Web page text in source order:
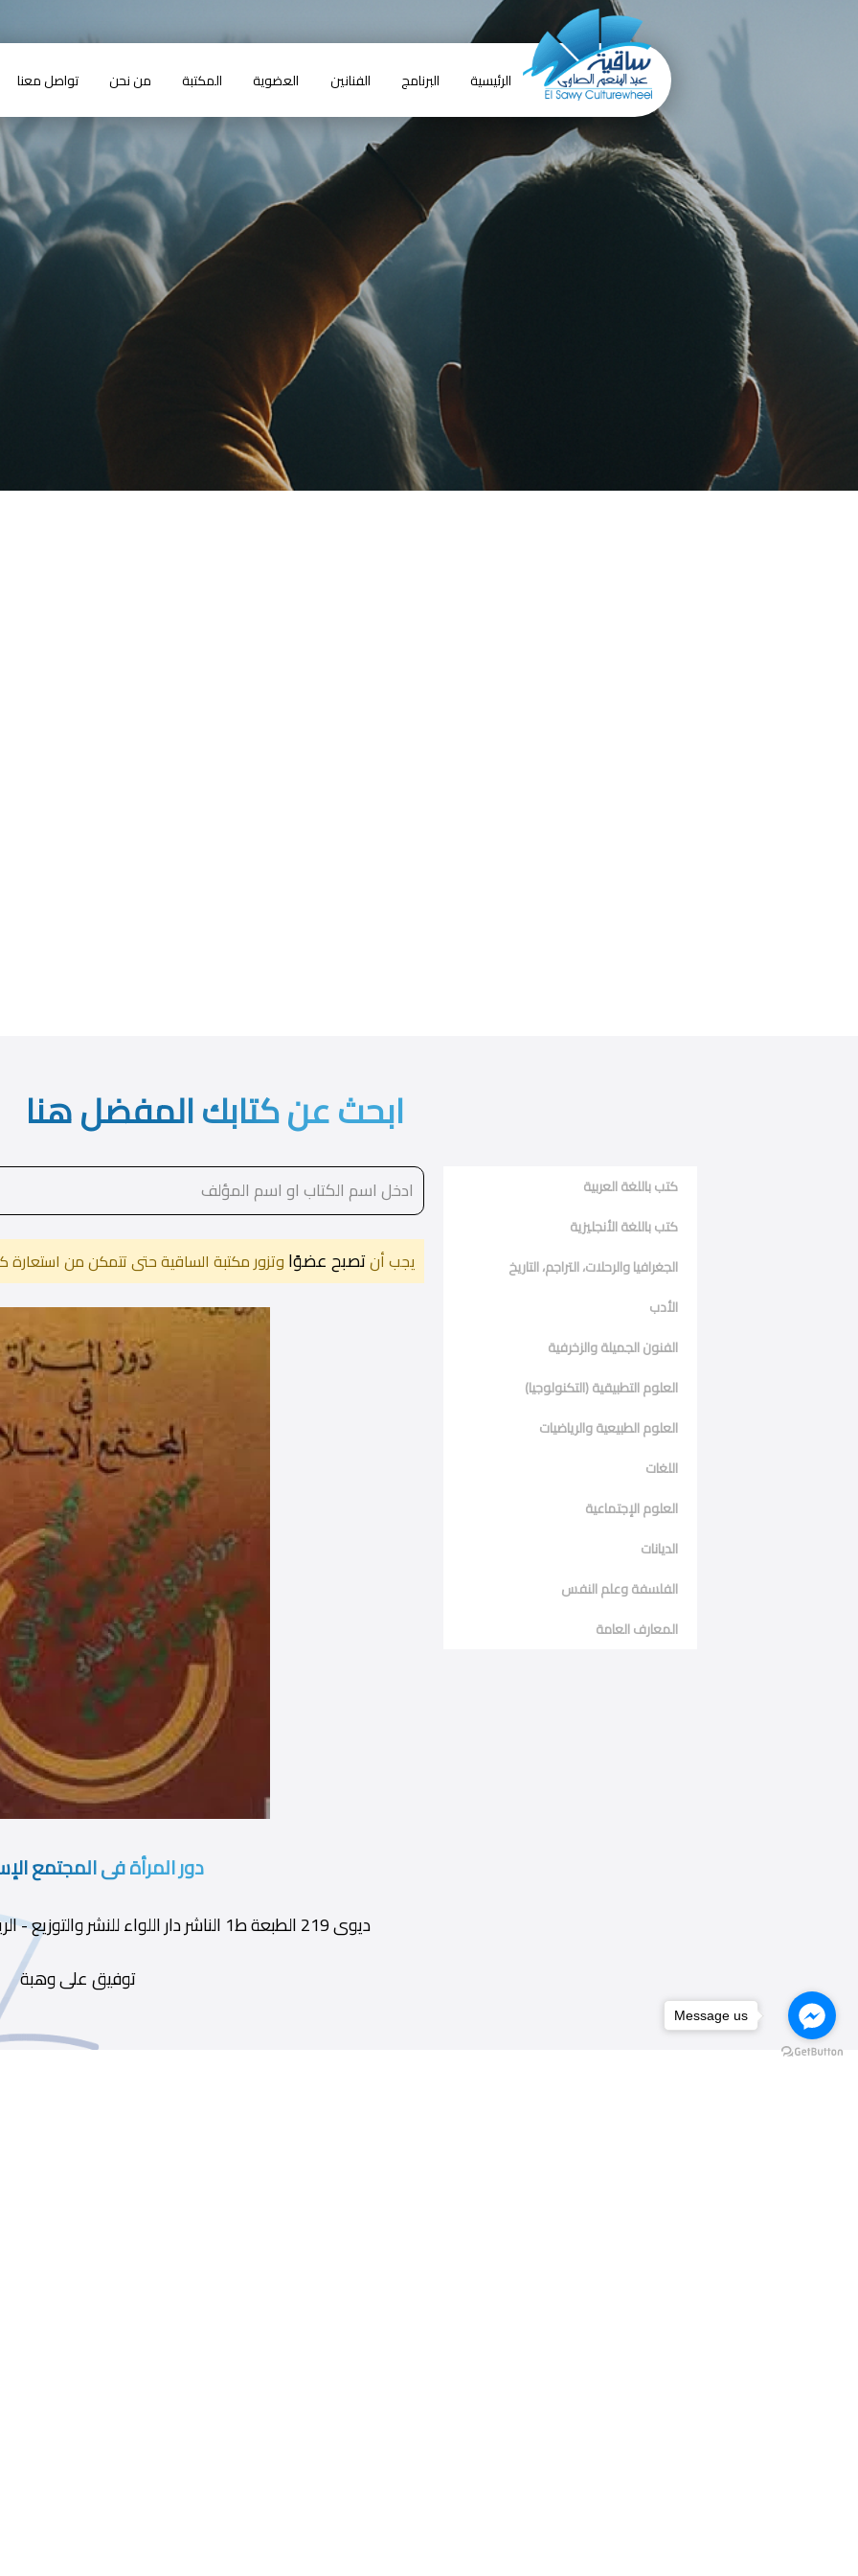
الرئيسية البرنامج الفنانين العضوية المكتبة من نحن تواصل معنا
ابحث عن كتابك المفضل هنا
كتب باللغة العربية
كتب باللغة الأنجليزية
الجغرافيا والرحلات، التراجم، التاريخ
الأدب
الفنون الجميلة والزخرفية
العلوم التطبيقية (التكنولوجيا)
العلوم الطبيعية والرياضيات
اللغات
العلوم الإجتماعية
الديانات
الفلسفة وعلم النفس
المعارف العامة
يجب أنتصبح عضوًا وتزور مكتبة الساقية حتى تتمكن من استعارة
دور المرأة فى المجتمع
ديوى 219 الطبعة ط1 الناشر دار اللواء للنشر والتوزيع - الرياض سنة النشر 1978 رقم الإيداع
توفيق على وهبة
Message us